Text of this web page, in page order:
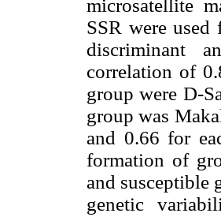
microsatellite
SSR were
discriminant
correlation of
group were D-
group was
and 0.66 for
formation of
and susceptible
genetic